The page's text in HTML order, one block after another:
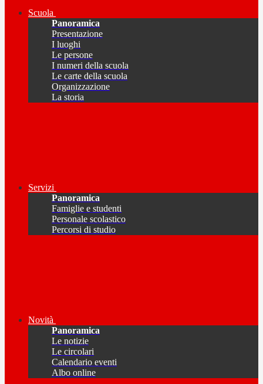
Scuola
Panoramica
Presentazione
I luoghi
Le persone
I numeri della scuola
Le carte della scuola
Organizzazione
La storia
Servizi
Panoramica
Famiglie e studenti
Personale scolastico
Percorsi di studio
Novità
Panoramica
Le notizie
Le circolari
Calendario eventi
Albo online